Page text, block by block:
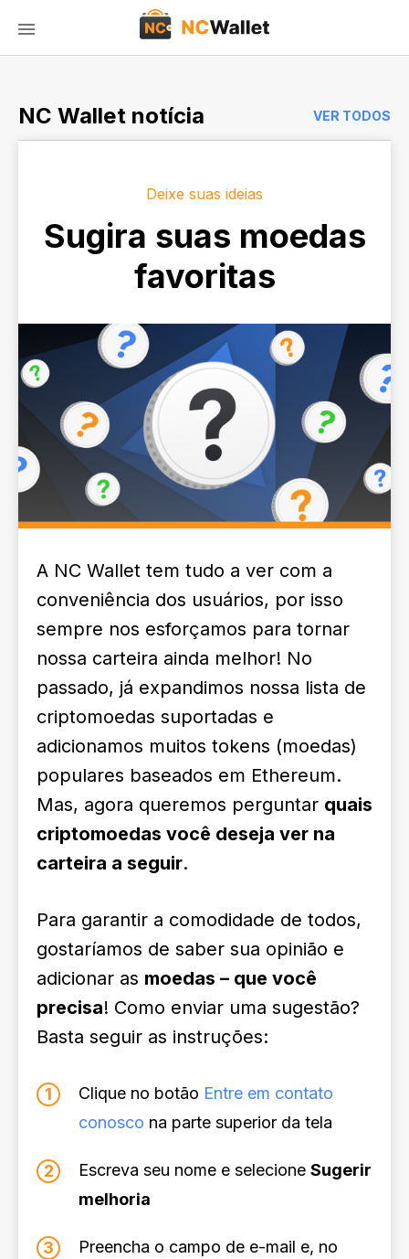
NC Wallet notícia VER TODOS
Deixe suas ideias
Sugira suas moedas
favoritas
A NC Wallet tem tudo a ver com a
conveniência dos usuários, por isso
sempre nos esforçamos para tornar
nossa carteira ainda melhor! No
passado, já expandimos nossa lista de
criptomoedas suportadas e
adicionamos muitos tokens (moedas)
populares baseados em Ethereum.
Mas, agora queremos perguntar quais
criptomoedas você deseja ver na
carteira a seguir.
Para garantir a comodidade de todos,
gostaríamos de saber sua opinião e
adicionar as moedas – que você
precisa! Como enviar uma sugestão?
Basta seguir as instruções:
Clique no botão Entre em contato
conosco na parte superior da tela
Escreva seu nome e selecione Sugerir
melhoria
Preencha o campo de e-mail e, no